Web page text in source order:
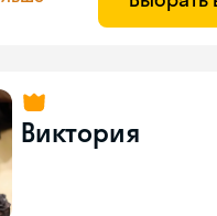
Виктория